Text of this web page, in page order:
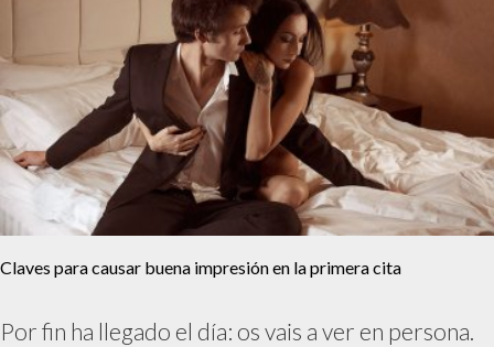
Claves para causar buena impresión en la primera cita
Por fin ha llegado el día: os vais a ver en persona.